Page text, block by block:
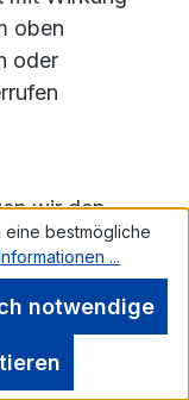
oben
oder
wir den
Logistik
Straße
oder
1 lit. a
bestmögliche
...
notwendige